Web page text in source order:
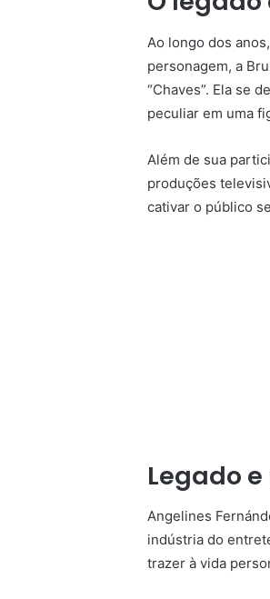
Ao longo dos
personagem, a
“Chaves”. Ela se
peculiar em uma
Além de sua
produções
cativar o público
Legado
Angelines
indústria do
trazer à vida